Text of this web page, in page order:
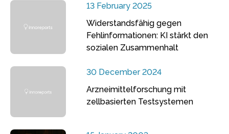
13 February 2025
Widerstandsfähig gegen
Fehlinformationen: KI stärkt den
sozialen Zusammenhalt
30 December 2024
Arzneimittelforschung mit
zellbasierten Testsystemen